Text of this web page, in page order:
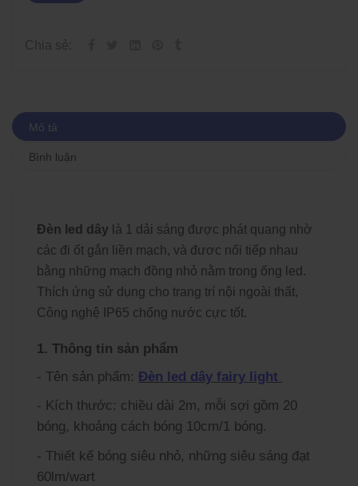
Mô tả
Bình luận
Đèn led dây là 1 dải sáng được phát quang nhờ
các đi ốt gắn liền mạch, và đươc nối tiếp nhau
bằng những mạch đồng nhỏ nằm trong ống led.
Thích ứng sử dụng cho trang trí nội ngoài thất,
Công nghệ IP65 chống nước cực tốt.
1. Thông tin sản phẩm
- Tên sản phẩm: Đèn led dây fairy light
- Kích thước: chiều dài 2m, mỗi sợi gồm 20
bóng, khoảng cách bóng 10cm/1 bóng.
- Thiết kế bóng siêu nhỏ, những siêu sáng đạt
60lm/wart